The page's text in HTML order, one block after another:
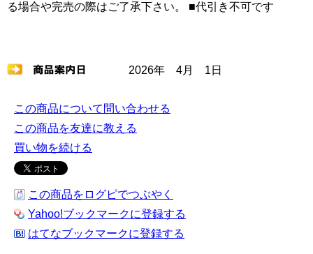
る場合や完売の際はご了承下さい。 ■代引き不可です
2026年 4月 1日
この商品について問い合わせる
この商品を友達に教える
買い物を続ける
この商品をログピでつぶやく
Yahoo!ブックマークに登録する
はてなブックマークに登録する